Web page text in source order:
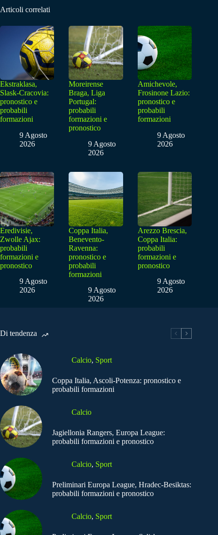
Articoli correlati
Ekstraklasa,
Slask-Cracovia:
pronostico e
probabili
formazioni
9 Agosto
2026
Moreirense
Braga, Liga
Portugal:
probabili
formazioni e
pronostico
9 Agosto
2026
Amichevole,
Frosinone Lazio:
pronostico e
probabili
formazioni
9 Agosto
2026
Eredivisie,
Zwolle Ajax:
probabili
formazioni e
pronostico
9 Agosto
2026
Coppa Italia,
Benevento-
Ravenna:
pronostico e
probabili
formazioni
9 Agosto
2026
Arezzo Brescia,
Coppa Italia:
probabili
formazioni e
pronostico
9 Agosto
2026
Di tendenza
Calcio, Sport
Coppa Italia, Ascoli-Potenza: pronostico e
probabili formazioni
Calcio
Jagiellonia Rangers, Europa League:
probabili formazioni e pronostico
Calcio, Sport
Preliminari Europa League, Hradec-Besiktas:
probabili formazioni e pronostico
Calcio, Sport